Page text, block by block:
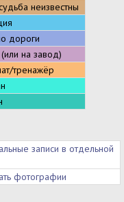
неизвестны
дороги
на завод)
тренажёр
записи в отдельной
фотографии